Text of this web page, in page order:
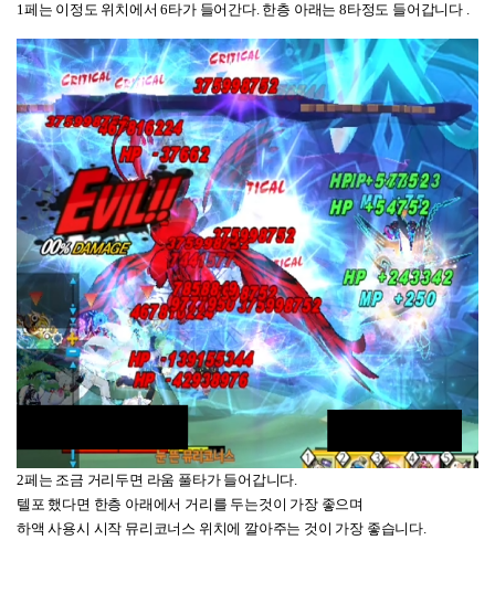
1페는 이정도 위치에서 6타가 들어간다. 한층 아래는 8타정도 들어갑니다 .
2페는 조금 거리두면 라움 풀타가 들어갑니다.
텔포 했다면 한층 아래에서 거리를 두는것이 가장 좋으며
하액 사용시 시작 뮤리코너스 위치에 깔아주는 것이 가장 좋습니다.